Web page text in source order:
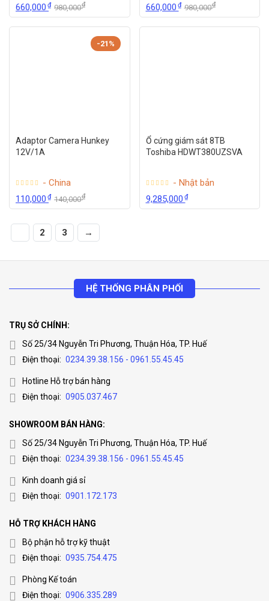
660,000₫ 980,000₫
660,000₫ 980,000₫
-21%
Adaptor Camera Hunkey
12V/1A
- China
110,000₫ 140,000₫
Ổ cứng giám sát 8TB
Toshiba HDWT380UZSVA
- Nhật bản
9,285,000₫
2 3 →
HỆ THỐNG PHÂN PHỐI
TRỤ SỞ CHÍNH:
Số 25/34 Nguyễn Tri Phương, Thuận Hóa, TP. Huế
Điện thoại: 0234.39.38.156 - 0961.55.45.45
Hotline Hỗ trợ bán hàng
Điện thoại: 0905.037.467
SHOWROOM BÁN HÀNG:
Số 25/34 Nguyễn Tri Phương, Thuận Hóa, TP. Huế
Điện thoại: 0234.39.38.156 - 0961.55.45.45
Kinh doanh giá sỉ
Điện thoại: 0901.172.173
HỖ TRỢ KHÁCH HÀNG
Bộ phận hỗ trợ kỹ thuật
Điện thoại: 0935.754.475
Phòng Kế toán
Điện thoại: 0906.335.289